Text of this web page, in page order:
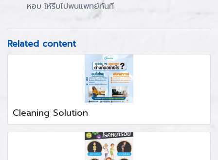
หอบ ให้รีบไปพบแพทย์ทันที
Related content
Cleaning Solution